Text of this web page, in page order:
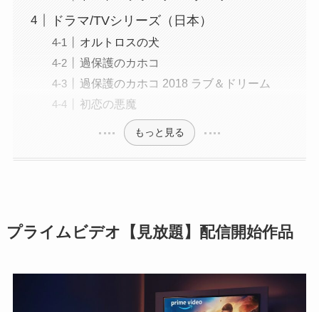
ドラマ/TVシリーズ（日本）
オルトロスの犬
過保護のカホコ
過保護のカホコ 2018 ラブ＆ドリーム
初恋の悪魔
もっと見る
プライムビデオ【見放題】配信開始作品